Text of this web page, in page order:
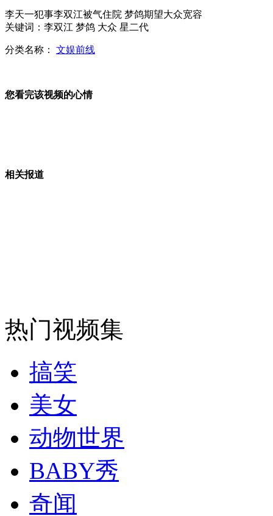
媒体曝料李天一涉嫌更改年龄
无痛分娩是否安全 医生回应
外交部：有关国家言论片面不公正
安徽一实载49人客车翻车
李天一犯事李双江被气住院 梦鸽期望大众宽容
关键词：李双江 梦鸽 大众 星二代
分类名称： 文娱前线
您看完该视频的心情
相关报道
热门视频集
搞笑
美女
动物世界
BABY秀
奇闻